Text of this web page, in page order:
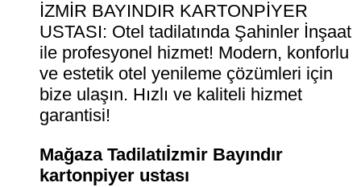
İZMİR BAYINDIR KARTONPİYER
USTASI: Otel tadilatında Şahinler İnşaat
ile profesyonel hizmet! Modern, konforlu
ve estetik otel yenileme çözümleri için
bize ulaşın. Hızlı ve kaliteli hizmet
garantisi!
Mağaza Tadilatıİzmir Bayındır
kartonpiyer ustası